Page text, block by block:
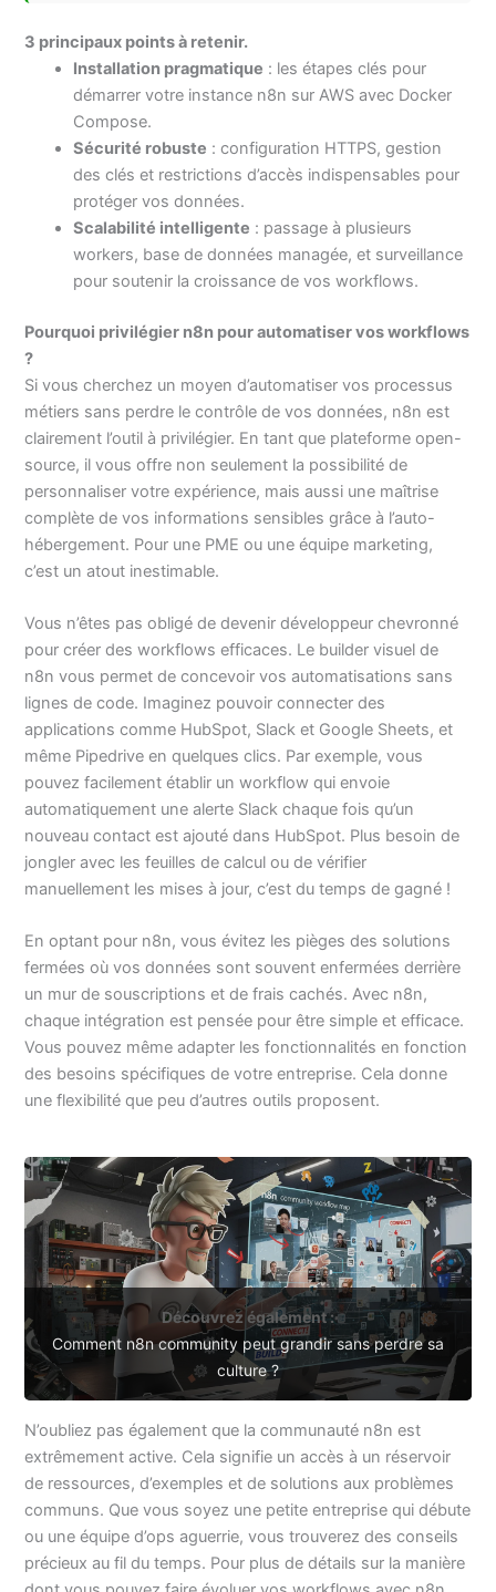
3 principaux points à retenir.
Installation pragmatique : les étapes clés pour
démarrer votre instance n8n sur AWS avec Docker
Compose.
Sécurité robuste : configuration HTTPS, gestion
des clés et restrictions d’accès indispensables pour
protéger vos données.
Scalabilité intelligente : passage à plusieurs
workers, base de données managée, et surveillance
pour soutenir la croissance de vos workflows.
Pourquoi privilégier n8n pour automatiser vos workflows
?
Si vous cherchez un moyen d’automatiser vos processus
métiers sans perdre le contrôle de vos données, n8n est
clairement l’outil à privilégier. En tant que plateforme open-
source, il vous offre non seulement la possibilité de
personnaliser votre expérience, mais aussi une maîtrise
complète de vos informations sensibles grâce à l’auto-
hébergement. Pour une PME ou une équipe marketing,
c’est un atout inestimable.
Vous n’êtes pas obligé de devenir développeur chevronné
pour créer des workflows efficaces. Le builder visuel de
n8n vous permet de concevoir vos automatisations sans
lignes de code. Imaginez pouvoir connecter des
applications comme HubSpot, Slack et Google Sheets, et
même Pipedrive en quelques clics. Par exemple, vous
pouvez facilement établir un workflow qui envoie
automatiquement une alerte Slack chaque fois qu’un
nouveau contact est ajouté dans HubSpot. Plus besoin de
jongler avec les feuilles de calcul ou de vérifier
manuellement les mises à jour, c’est du temps de gagné !
En optant pour n8n, vous évitez les pièges des solutions
fermées où vos données sont souvent enfermées derrière
un mur de souscriptions et de frais cachés. Avec n8n,
chaque intégration est pensée pour être simple et efficace.
Vous pouvez même adapter les fonctionnalités en fonction
des besoins spécifiques de votre entreprise. Cela donne
une flexibilité que peu d’autres outils proposent.
Découvrez également :
Comment n8n community peut grandir sans perdre sa
culture ?
N’oubliez pas également que la communauté n8n est
extrêmement active. Cela signifie un accès à un réservoir
de ressources, d’exemples et de solutions aux problèmes
communs. Que vous soyez une petite entreprise qui débute
ou une équipe d’ops aguerrie, vous trouverez des conseils
précieux au fil du temps. Pour plus de détails sur la manière